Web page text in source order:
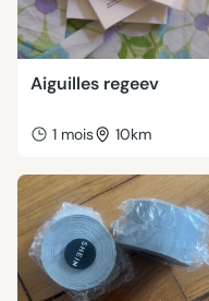
Aiguilles regeev
1 mois 10km